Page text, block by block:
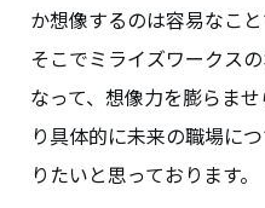
か想像するのは容易なこ
そこでミライズワークス
なって、想像力を膨らま
り具体的に未来の職場に
りたいと思っております。